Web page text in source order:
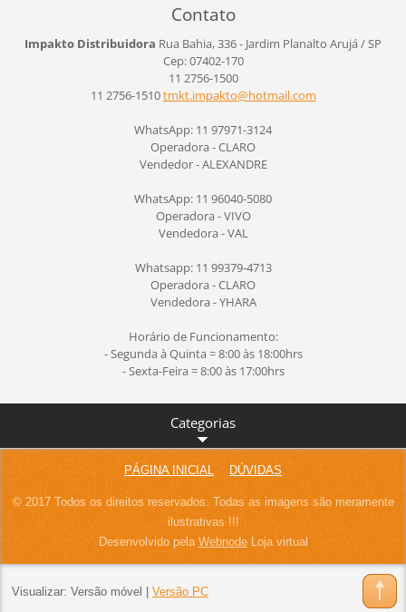
Contato
Impakto Distribuidora Rua Bahia, 336 - Jardim Planalto Arujá / SP
Cep: 07402-170
11 2756-1500
11 2756-1510tmkt.impakto@hotmail.com
WhatsApp: 11 97971-3124
Operadora - CLARO
Vendedor - ALEXANDRE
WhatsApp: 11 96040-5080
Operadora - VIVO
Vendedora - VAL
Whatsapp: 11 99379-4713
Operadora - CLARO
Vendedora - YHARA
Horário de Funcionamento:
- Segunda à Quinta = 8:00 às 18:00hrs
- Sexta-Feira = 8:00 às 17:00hrs
Categorias
PÁGINA INICIAL DÚVIDAS
© 2017 Todos os direitos reservados. Todas as imagens são meramente
ilustrativas !!!
Desenvolvido pelaWebnodeLoja virtual
Visualizar: Versão móvel Versão PC